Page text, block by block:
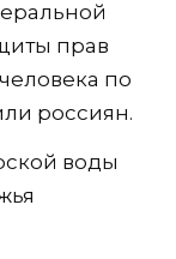
прав
по
россиян.
воды